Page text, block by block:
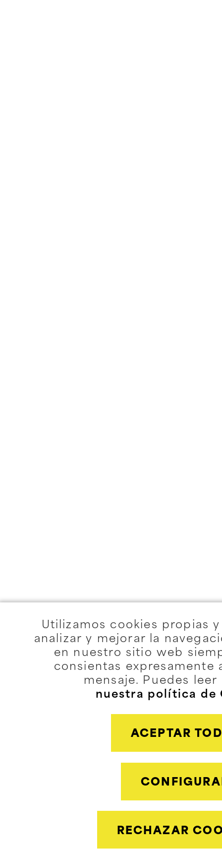
Utilizamos cookies propias
analizar y mejorar la
en nuestro sitio web
consientas expresamente
mensaje. Puedes leer
nuestra política de